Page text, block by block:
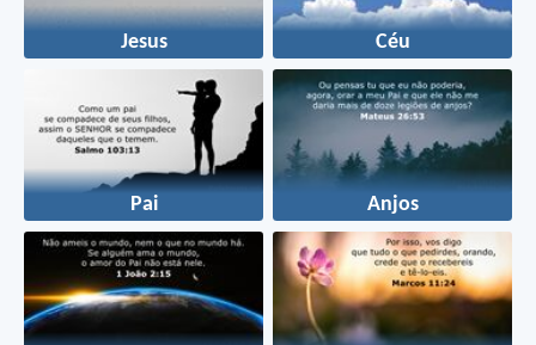
Jesus Céu
Pai Anjos